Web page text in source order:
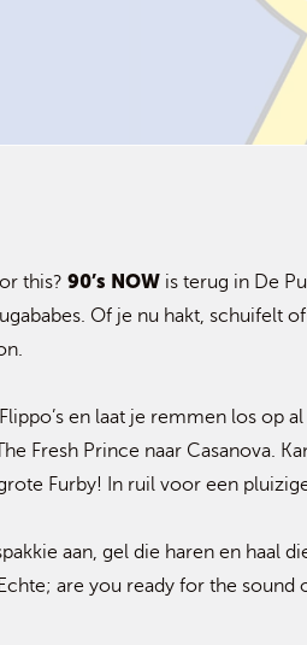
this? 90’s NOW is terug in De
Of je nu hakt, schuifelt
en laat je remmen los op
Fresh Prince naar Casanova.
Furby! In ruil voor een
aan, gel die haren en haal
are you ready for the sound